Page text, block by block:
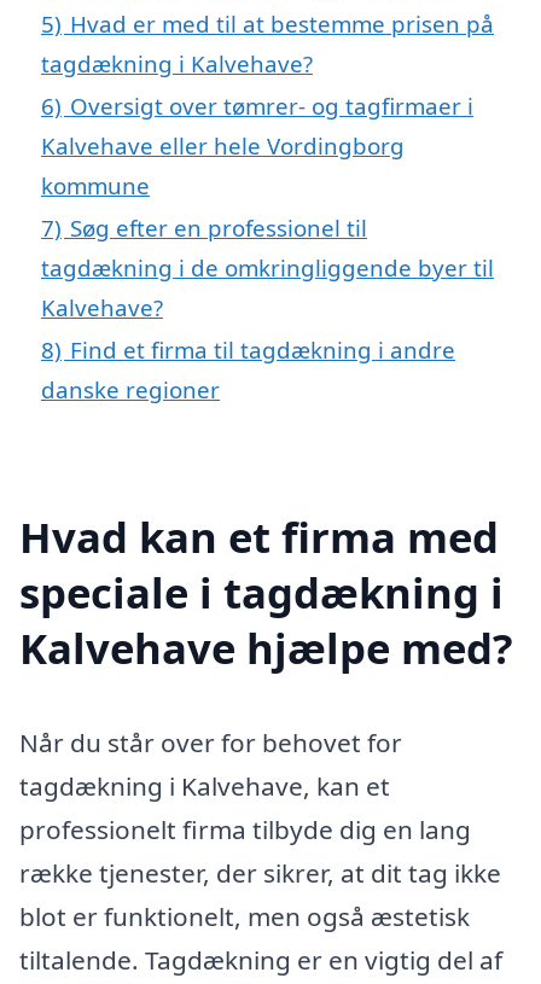
5) Hvad er med til at bestemme prisen på
tagdækning i Kalvehave?
6) Oversigt over tømrer- og tagfirmaer i
Kalvehave eller hele Vordingborg
kommune
7) Søg efter en professionel til
tagdækning i de omkringliggende byer til
Kalvehave?
8) Find et firma til tagdækning i andre
danske regioner
Hvad kan et firma med
speciale i tagdækning i
Kalvehave hjælpe med?
Når du står over for behovet for
tagdækning i Kalvehave, kan et
professionelt firma tilbyde dig en lang
række tjenester, der sikrer, at dit tag ikke
blot er funktionelt, men også æstetisk
tiltalende. Tagdækning er en vigtig del af